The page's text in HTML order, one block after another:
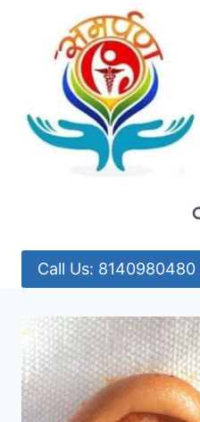
Call Us: 8140980480